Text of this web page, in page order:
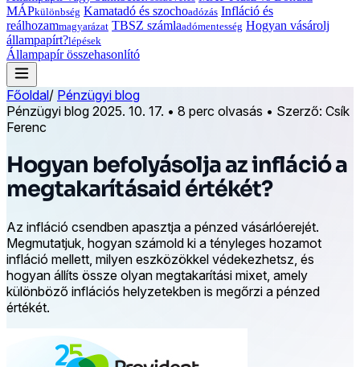
MÁPkülönbség Kamatadó és szochoadózás Infláció és
reálhozammagyarázat TBSZ számlaadómentesség Hogyan vásárolj
állampapírt?lépések
Állampapír összehasonlító
Főoldal/ Pénzügyi blog
Pénzügyi blog 2025. 10. 17. • 8 perc olvasás • Szerző: Csík
Ferenc
Hogyan befolyásolja az infláció a
megtakarításaid értékét?
Az infláció csendben apasztja a pénzed vásárlóerejét.
Megmutatjuk, hogyan számold ki a tényleges hozamot
infláció mellett, milyen eszközökkel védekezhetsz, és
hogyan állíts össze olyan megtakarítási mixet, amely
különböző inflációs helyzetekben is megőrzi a pénzed
értékét.